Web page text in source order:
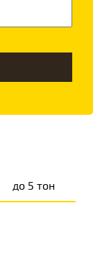
до 5 тон